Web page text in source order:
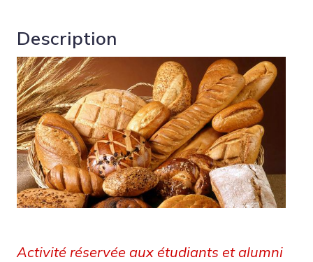
Description
Activité réservée aux étudiants et alumni